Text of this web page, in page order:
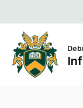
Fazekas
Attila
egyetemi
a
tartalomra